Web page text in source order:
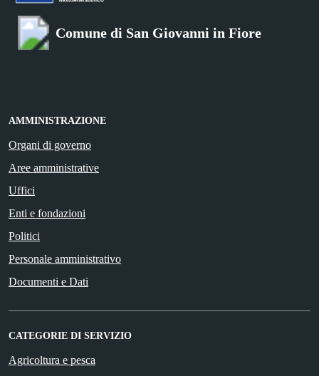
Comune di San Giovanni in Fiore
AMMINISTRAZIONE
Organi di governo
Aree amministrative
Uffici
Enti e fondazioni
Politici
Personale amministrativo
Documenti e Dati
CATEGORIE DI SERVIZIO
Agricoltura e pesca